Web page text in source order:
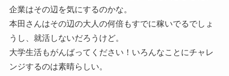
企業はその辺を気にするのかな。
本田さんはその辺の大人の何倍もすでに稼いでるでしょ
うし、就活しないだろうけど。
大学生活もがんばってください！いろんなことにチャレ
ンジするのは素晴らしい。